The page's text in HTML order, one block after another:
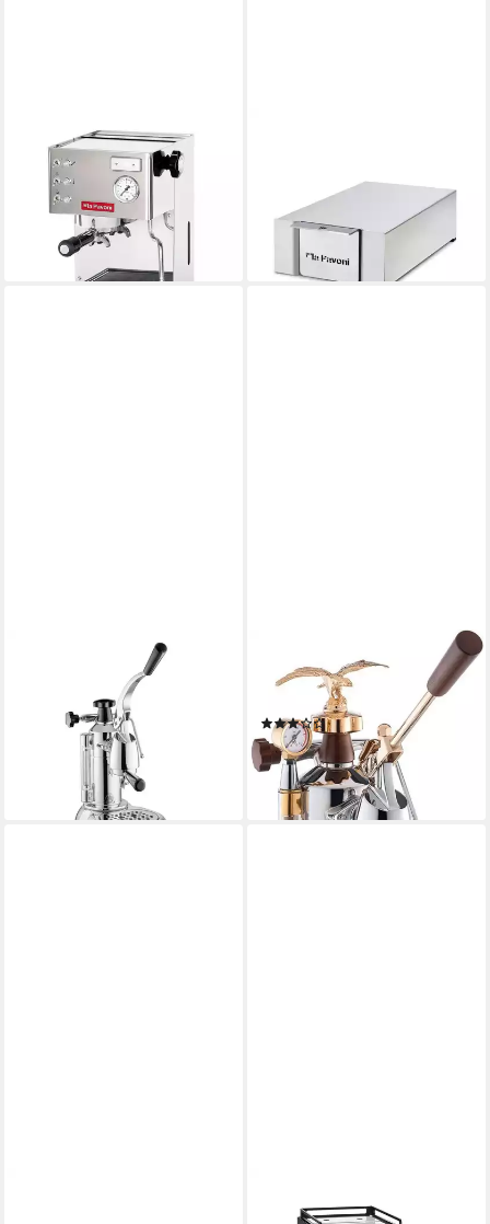
LA PAVONI
Siebträgermaschine Casa Bar
PID Hochglanz
Edelstahlgehäuse
1.033,85 €
lieferbar - in 2-3 Werktagen bei dir
Abschlagbehälter Edelstahl
139,15 €
lieferbar - in 2-3 Werktagen bei dir
Siebträgermaschine Stradivari
Europiccola Lusso
Kunststoffgriff
803,84 €
lieferbar - in 2-3 Werktagen bei dir
Espressomaschine
LPLEXP01EU
(1)
ab 1.029,00 € UVP1.089,00 €
-6%
leider ausverkauft
Siebträgermaschine Mini